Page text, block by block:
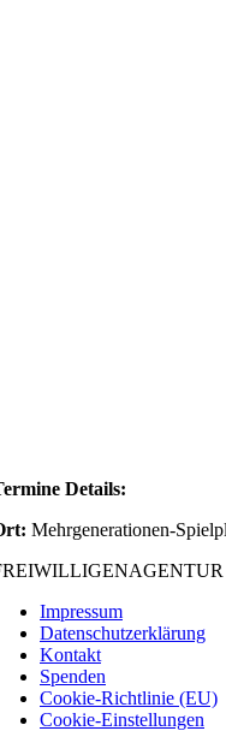
Details:
Mehrgenerationen-
Impressum
Datenschutzerklärung
Kontakt
Spenden
Cookie-Richtlinie (EU)
Cookie-Einstellungen